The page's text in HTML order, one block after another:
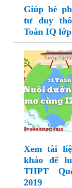
Giúp bé
tư duy
Toán IQ
Xem tài
khảo để
THPT
2019